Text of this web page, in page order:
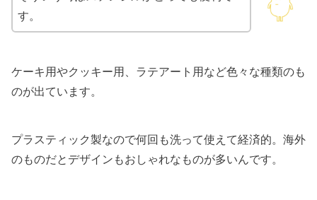
す。
ケーキ用やクッキー用、ラテアート用など色々な種類のも
のが出ています。
プラスティック製なので何回も洗って使えて経済的。海外
のものだとデザインもおしゃれなものが多いんです。